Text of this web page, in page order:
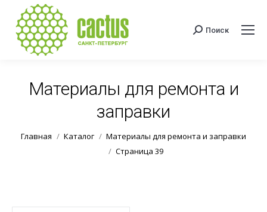
Поиск:
Поиск
Материалы для ремонта и
заправки
Вы здесь:
Главная Каталог
Материалы для ремонта и заправки
Страница 39